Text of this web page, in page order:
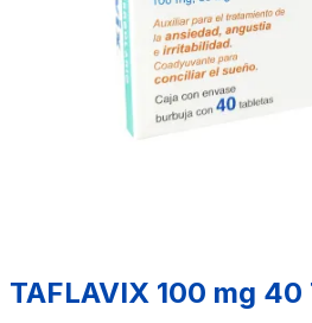
TAFLAVIX 100 mg